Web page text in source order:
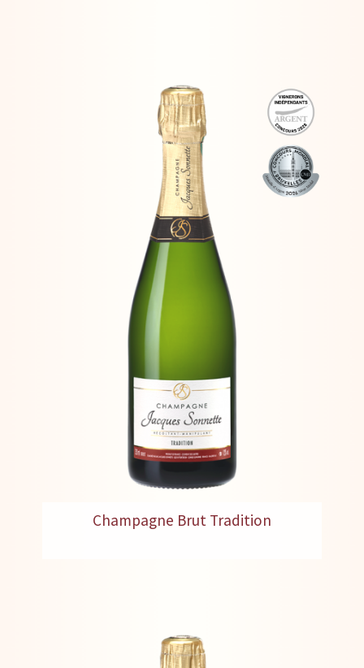
Champagne Brut Tradition